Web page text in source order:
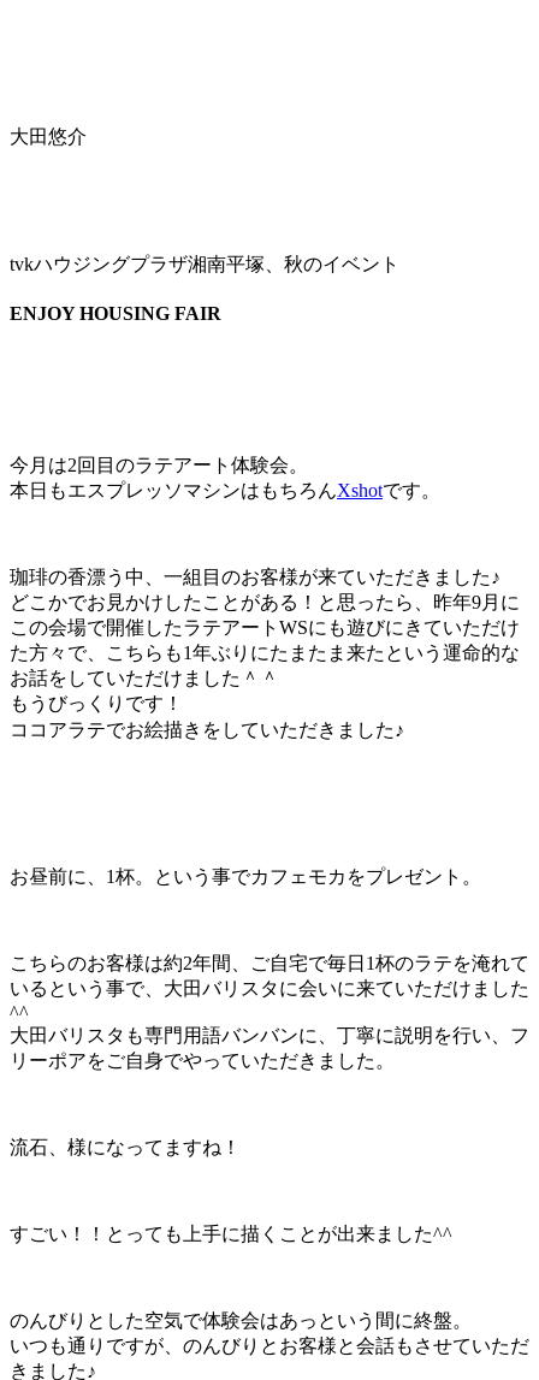
大田悠介
tvkハウジングプラザ湘南平塚、秋のイベント
ENJOY HOUSING FAIR
今月は2回目のラテアート体験会。
本日もエスプレッソマシンはもちろんXshotです。
珈琲の香漂う中、一組目のお客様が来ていただきました♪
どこかでお見かけしたことがある！と思ったら、昨年9月に
この会場で開催したラテアートWSにも遊びにきていただけ
た方々で、こちらも1年ぶりにたまたま来たという運命的な
お話をしていただけました＾＾
もうびっくりです！
ココアラテでお絵描きをしていただきました♪
お昼前に、1杯。という事でカフェモカをプレゼント。
こちらのお客様は約2年間、ご自宅で毎日1杯のラテを淹れて
いるという事で、大田バリスタに会いに来ていただけました
^^
大田バリスタも専門用語バンバンに、丁寧に説明を行い、フ
リーポアをご自身でやっていただきました。
流石、様になってますね！
すごい！！とっても上手に描くことが出来ました^^
のんびりとした空気で体験会はあっという間に終盤。
いつも通りですが、のんびりとお客様と会話もさせていただ
きました♪